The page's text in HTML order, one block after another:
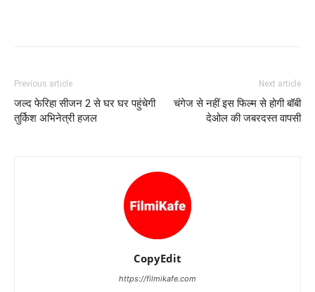
Previous article
जल्‍द फेरिहा सीजन 2 से घर घर पहुंचेगी
तुर्किश अभिनेत्री हजल
Next article
चंगेज से नहीं इस फिल्‍म से होगी बॉबी
देओल की जबरदस्‍त वापसी
CopyEdit
https://filmikafe.com